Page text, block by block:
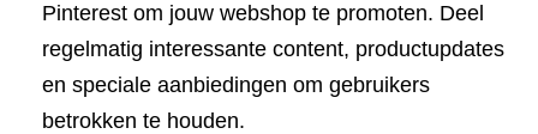
Pinterest om jouw webshop te promoten. Deel
regelmatig interessante content, productupdates
en speciale aanbiedingen om gebruikers
betrokken te houden.